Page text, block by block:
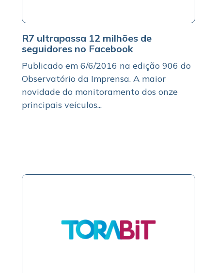
R7 ultrapassa 12 milhões de
seguidores no Facebook
Publicado em 6/6/2016 na edição 906 do
Observatório da Imprensa. A maior
novidade do monitoramento dos onze
principais veículos...